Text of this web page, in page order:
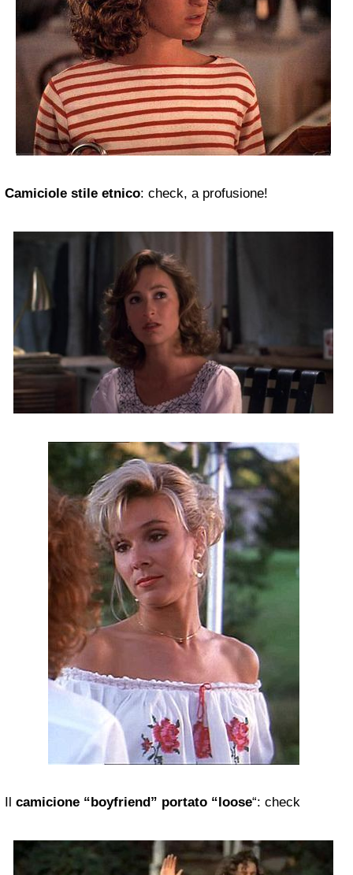
Camiciole stile etnico: check, a profusione!
Il camicione “boyfriend” portato “loose“: check